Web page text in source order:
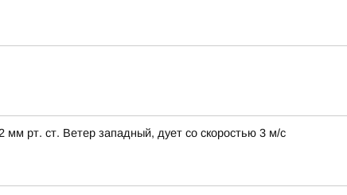
рт. ст. Ветер западный, дует со скоростью 3 м/с